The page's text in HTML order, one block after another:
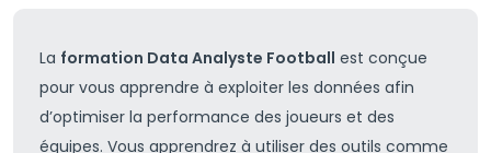
La formation Data Analyste Football est conçue
pour vous apprendre à exploiter les données afin
d’optimiser la performance des joueurs et des
équipes. Vous apprendrez à utiliser des outils comme